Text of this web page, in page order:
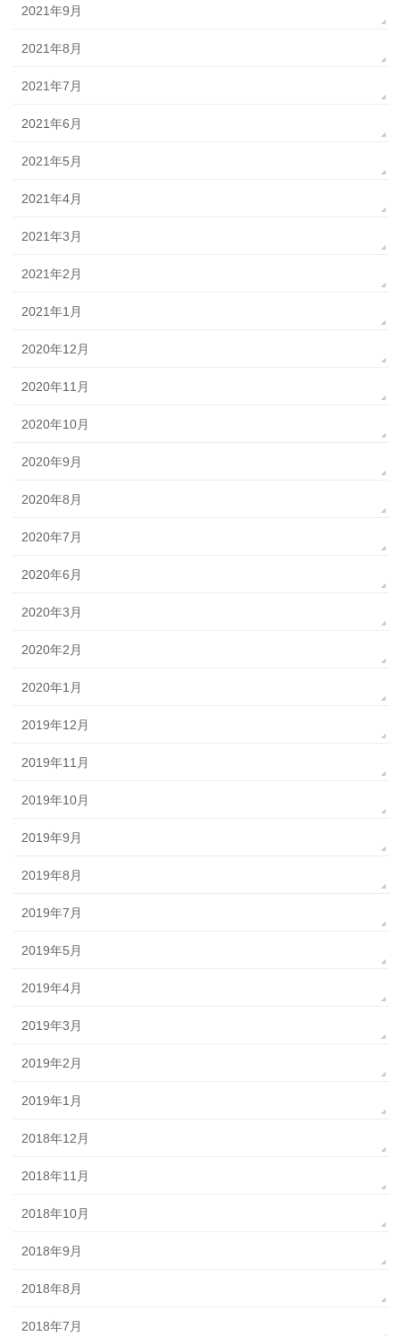
2021年9月
2021年8月
2021年7月
2021年6月
2021年5月
2021年4月
2021年3月
2021年2月
2021年1月
2020年12月
2020年11月
2020年10月
2020年9月
2020年8月
2020年7月
2020年6月
2020年3月
2020年2月
2020年1月
2019年12月
2019年11月
2019年10月
2019年9月
2019年8月
2019年7月
2019年5月
2019年4月
2019年3月
2019年2月
2019年1月
2018年12月
2018年11月
2018年10月
2018年9月
2018年8月
2018年7月